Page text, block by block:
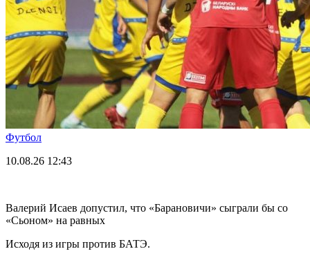
Футбол
10.08.26 12:43
Валерий Исаев допустил, что «Барановичи» сыграли бы со
«Сьоном» на равных
Исходя из игры против БАТЭ.